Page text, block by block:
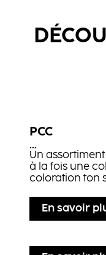
PCC
...
Un
à la fois une
coloration ton
En savoir